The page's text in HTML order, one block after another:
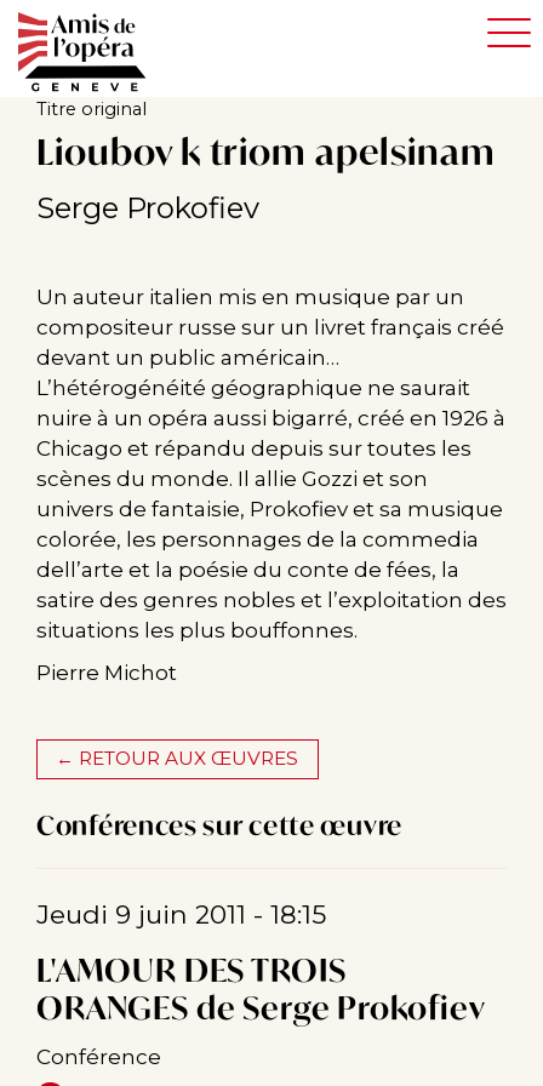
Aller
au
contenu
principal
Titre original
Lioubov k triom apelsinam
Serge Prokofiev
Un auteur italien mis en musique par un
compositeur russe sur un livret français créé
devant un public américain…
L’hétérogénéité géographique ne saurait
nuire à un opéra aussi bigarré, créé en 1926 à
Chicago et répandu depuis sur toutes les
scènes du monde. Il allie Gozzi et son
univers de fantaisie, Prokofiev et sa musique
colorée, les personnages de la commedia
dell’arte et la poésie du conte de fées, la
satire des genres nobles et l’exploitation des
situations les plus bouffonnes.
Pierre Michot
← RETOUR AUX ŒUVRES
Conférences sur cette œuvre
Jeudi 9 juin 2011 - 18:15
L'AMOUR DES TROIS
ORANGES de Serge Prokofiev
Conférence